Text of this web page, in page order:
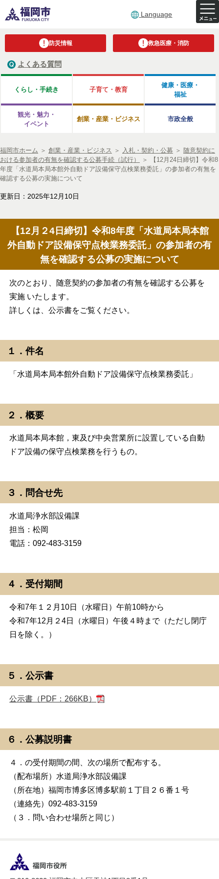
Language
防災情報 救急医療・消防
よくある質問
くらし・手続き 子育て・教育
健康・医療・
福祉
観光・魅力・
イベント
創業・産業・ビジネス 市政全般
福岡市ホーム ＞ 創業・産業・ビジネス ＞ 入札・契約・公募 ＞ 随意契約に
おける参加者の有無を確認する公募手続（試行）
＞
【12月24日締切】令和8
年度「水道局本局本館外自動ドア設備保守点検業務委託」の参加者の有無を
確認する公募の実施について
更新日：2025年12月10日
【12月２4日締切】令和8年度「水道局本局本館
外自動ドア設備保守点検業務委託」の参加者の有
無を確認する公募の実施について
次のとおり、随意契約の参加者の有無を確認する公募を
実施 いたします。
詳しくは、公示書をご覧ください。
１．件名
「水道局本局本館外自動ドア設備保守点検業務委託」
２．概要
水道局本局本館，東及び中央営業所に設置している自動
ドア設備の保守点検業務を行うもの。
３．問合せ先
水道局浄水部設備課
担当：松岡
電話：092-483-3159
４．受付期間
令和7年１２月10日（水曜日）午前10時から
令和7年12月２4日（水曜日）午後４時まで（ただし閉庁
日を除く。）
５．公示書
公示書（PDF：266KB）
６．公募説明書
４．の受付期間の間、次の場所で配布する。
（配布場所）水道局浄水部設備課
（所在地）福岡市博多区博多駅前１丁目２６番１号
（連絡先）092-483-3159
（３．問い合わせ場所と同じ）